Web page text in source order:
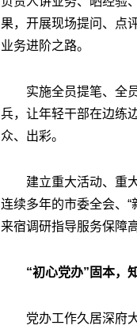
果，开展现场提问、点
业务进阶之路。
实施全员提笔、全
兵，让年轻干部在边练
众、出彩。
建立重大活动、重
连续多年的市委全会、
来宿调研指导服务保障
“初心党办”固本，
党办工作久居深府